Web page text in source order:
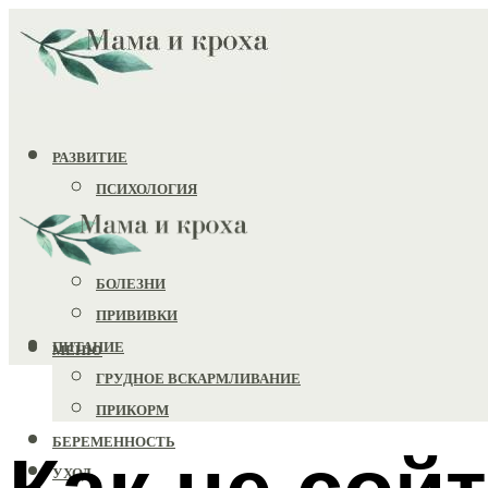
РАЗВИТИЕ
ПСИХОЛОГИЯ
ИГРУШКИ
ЗДОРОВЬЕ
БОЛЕЗНИ
ПРИВИВКИ
ПИТАНИЕ
ГРУДНОЕ ВСКАРМЛИВАНИЕ
ПРИКОРМ
БЕРЕМЕННОСТЬ
УХОД
МЕНЮ